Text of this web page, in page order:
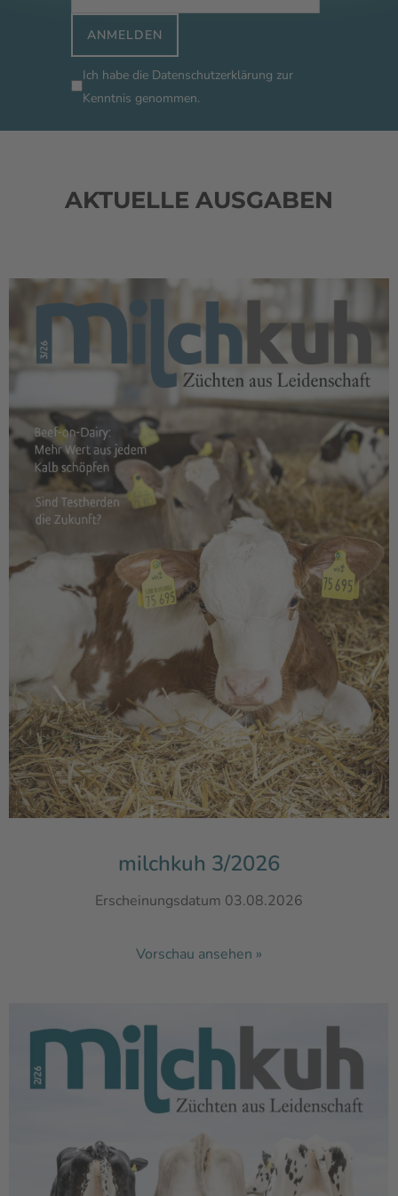
ANMELDEN
Ich habe die Datenschutzerklärung zur
Kenntnis genommen.
AKTUELLE AUSGABEN
milchkuh 3/2026
Erscheinungsdatum 03.08.2026
Vorschau ansehen »